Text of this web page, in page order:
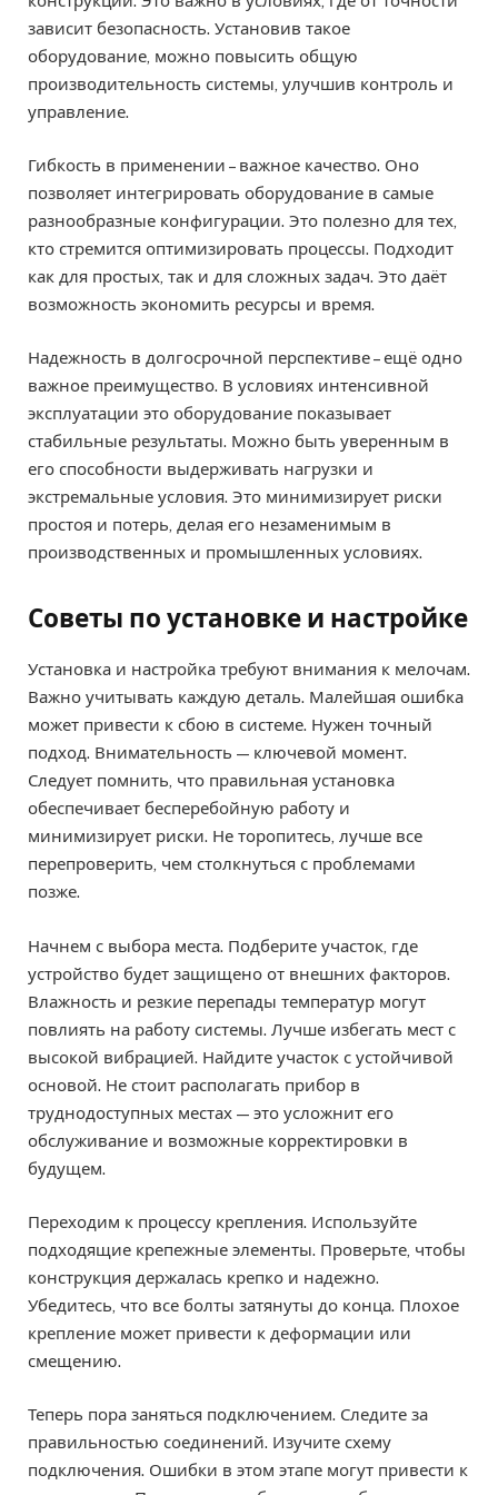
зависит безопасность. Установив такое
оборудование, можно повысить общую
производительность системы, улучшив контроль и
управление.
Гибкость в применении – важное качество. Оно
позволяет интегрировать оборудование в самые
разнообразные конфигурации. Это полезно для тех,
кто стремится оптимизировать процессы. Подходит
как для простых, так и для сложных задач. Это даёт
возможность экономить ресурсы и время.
Надежность в долгосрочной перспективе – ещё одно
важное преимущество. В условиях интенсивной
эксплуатации это оборудование показывает
стабильные результаты. Можно быть уверенным в
его способности выдерживать нагрузки и
экстремальные условия. Это минимизирует риски
простоя и потерь, делая его незаменимым в
производственных и промышленных условиях.
Советы по установке и настройке
Установка и настройка требуют внимания к мелочам.
Важно учитывать каждую деталь. Малейшая ошибка
может привести к сбою в системе. Нужен точный
подход. Внимательность — ключевой момент.
Следует помнить, что правильная установка
обеспечивает бесперебойную работу и
минимизирует риски. Не торопитесь, лучше все
перепроверить, чем столкнуться с проблемами
позже.
Начнем с выбора места. Подберите участок, где
устройство будет защищено от внешних факторов.
Влажность и резкие перепады температур могут
повлиять на работу системы. Лучше избегать мест с
высокой вибрацией. Найдите участок с устойчивой
основой. Не стоит располагать прибор в
труднодоступных местах — это усложнит его
обслуживание и возможные корректировки в
будущем.
Переходим к процессу крепления. Используйте
подходящие крепежные элементы. Проверьте, чтобы
конструкция держалась крепко и надежно.
Убедитесь, что все болты затянуты до конца. Плохое
крепление может привести к деформации или
смещению.
Теперь пора заняться подключением. Следите за
правильностью соединений. Изучите схему
подключения. Ошибки в этом этапе могут привести к